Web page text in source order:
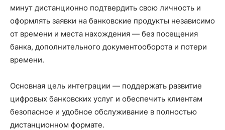
минут дистанционно подтвердить свою личность и
оформлять заявки на банковские продукты независимо
от времени и места нахождения — без посещения
банка, дополнительного документооборота и потери
времени.
Основная цель интеграции — поддержать развитие
цифровых банковских услуг и обеспечить клиентам
безопасное и удобное обслуживание в полностью
дистанционном формате.